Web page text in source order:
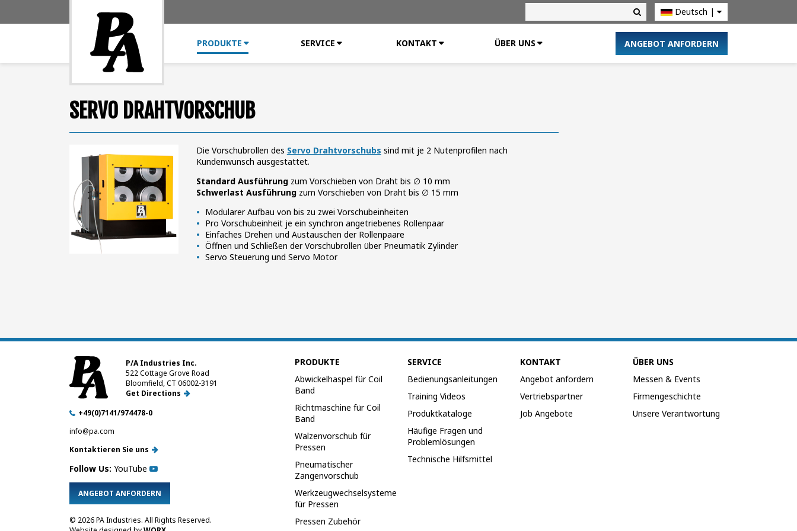
Deutsch |
U.S. Site
PRODUKTE
SERVICE KONTAKT ÜBER UNS ANGEBOT ANFORDERN
SERVO DRAHTVORSCHUB
Die Vorschubrollen des Servo Drahtvorschubs sind mit je 2 Nutenprofilen nach
Kundenwunsch ausgestattet.
Standard Ausführungzum Vorschieben von Draht bis ∅ 10 mm
Schwerlast Ausführungzum Vorschieben von Draht bis ∅ 15 mm
Modularer Aufbau von bis zu zwei Vorschubeinheiten
Pro Vorschubeinheit je ein synchron angetriebenes Rollenpaar
Einfaches Drehen und Austauschen der Rollenpaare
Öffnen und Schließen der Vorschubrollen über Pneumatik Zylinder
Servo Steuerung und Servo Motor
P/A Industries Inc.
522 Cottage Grove Road
Bloomfield, CT 06002-3191
Get Directions
+49(0)7141/974478-0
info@pa.com
Kontaktieren Sie uns
Follow Us: YouTube
ANGEBOT ANFORDERN
© 2026 PA Industries. All Rights Reserved.
PRODUKTE
Abwickelhaspel für Coil
Band
Richtmaschine für Coil
Band
Walzenvorschub für
Pressen
Pneumatischer
Zangenvorschub
Werkzeugwechselsysteme
für Pressen
Pressen Zubehör
SERVICE
Bedienungsanleitungen
Training Videos
Produktkataloge
Häufige Fragen und
Problemlösungen
Technische Hilfsmittel
KONTAKT
Angebot anfordern
Vertriebspartner
Job Angebote
ÜBER UNS
Messen & Events
Firmengeschichte
Unsere Verantwortung